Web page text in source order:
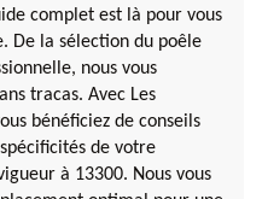
complet est là pour vous
De la sélection du poêle
nous vous
tracas. Avec Les
bénéficiez de conseils
de votre
à 13300. Nous vous